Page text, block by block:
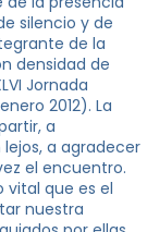
silencio y de
de la
densidad de
Jornada
2012). La
a
a agradecer
el encuentro.
que es el
nuestra